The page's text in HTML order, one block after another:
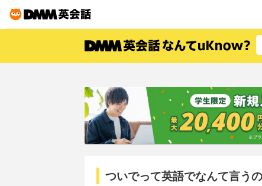
ついでって英語でなんて言う